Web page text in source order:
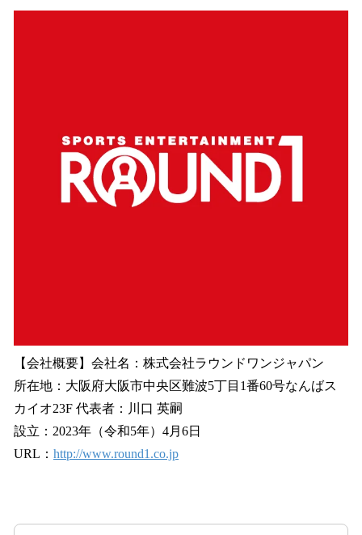
【会社概要】会社名：株式会社ラウンドワンジャパン
所在地：⼤阪府⼤阪市中央区難波5丁⽬1番60号なんばス
カイオ23F 代表者：川口 英嗣
設立：2023年（令和5年）4月6日
URL： http://www.round1.co.jp